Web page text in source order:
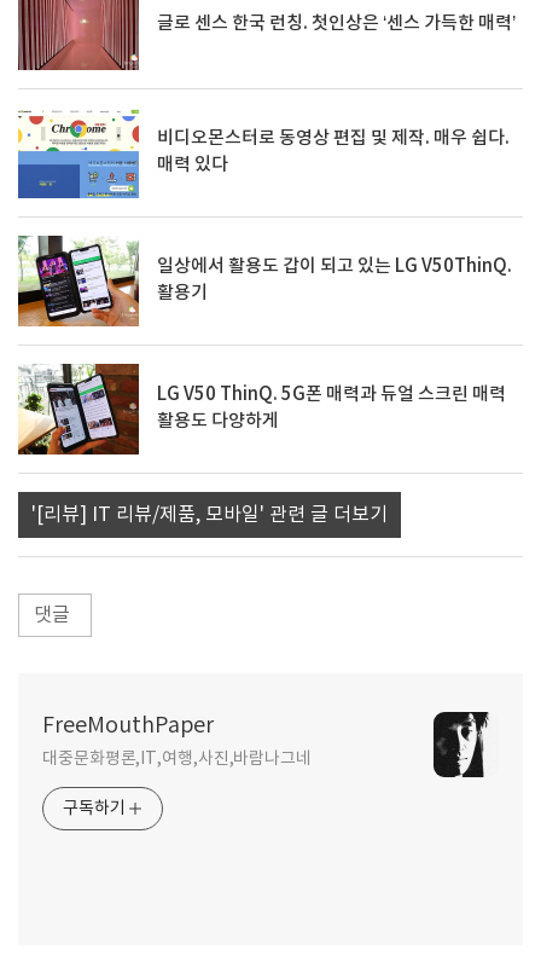
글로 센스 한국 런칭. 첫인상은 ‘센스 가득한 매력’
비디오몬스터로 동영상 편집 및 제작. 매우 쉽다.
매력 있다
일상에서 활용도 갑이 되고 있는 LG V50ThinQ.
활용기
LG V50 ThinQ. 5G폰 매력과 듀얼 스크린 매력
활용도 다양하게
'[리뷰] IT 리뷰/제품, 모바일' 관련 글 더보기
댓글
FreeMouthPaper
대중문화평론,IT,여행,사진,바람나그네
구독하기